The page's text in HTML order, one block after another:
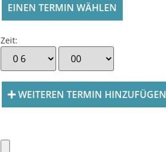
EINEN TERMIN WÄHLEN
Zeit:
WEITEREN TERMIN HINZUFÜGEN